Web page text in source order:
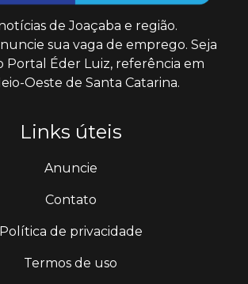
de Joaçaba e região.
sua vaga de emprego. Seja
Portal Éder Luiz, referência em
Oeste de Santa Catarina.
Links úteis
Anuncie
Contato
Política de privacidade
Termos de uso